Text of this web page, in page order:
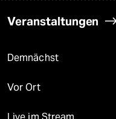
Veranstaltungen
Demnächst
Vor Ort